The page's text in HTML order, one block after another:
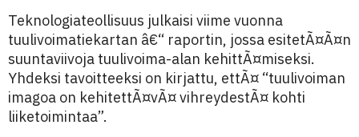
Teknologiateollisuus julkaisi viime vuonna
tuulivoimatiekartan â€“ raportin, jossa esitetÃ¤Ã¤n
suuntaviivoja tuulivoima-alan kehittÃ¤miseksi.
Yhdeksi tavoitteeksi on kirjattu, ettÃ¤ “tuulivoiman
imagoa on kehitettÃ¤vÃ¤ vihreydestÃ¤ kohti
liiketoimintaa”.